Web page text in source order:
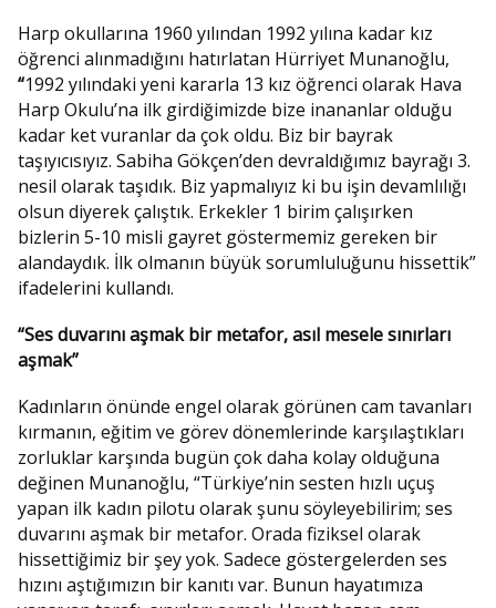
Harp okullarına 1960 yılından 1992 yılına kadar kız
öğrenci alınmadığını hatırlatan Hürriyet Munanoğlu,
“1992 yılındaki yeni kararla 13 kız öğrenci olarak Hava
Harp Okulu’na ilk girdiğimizde bize inananlar olduğu
kadar ket vuranlar da çok oldu. Biz bir bayrak
taşıyıcısıyız. Sabiha Gökçen’den devraldığımız bayrağı 3.
nesil olarak taşıdık. Biz yapmalıyız ki bu işin devamlılığı
olsun diyerek çalıştık. Erkekler 1 birim çalışırken
bizlerin 5-10 misli gayret göstermemiz gereken bir
alandaydık. İlk olmanın büyük sorumluluğunu hissettik”
ifadelerini kullandı.
“Ses duvarını aşmak bir metafor, asıl mesele sınırları
aşmak”
Kadınların önünde engel olarak görünen cam tavanları
kırmanın, eğitim ve görev dönemlerinde karşılaştıkları
zorluklar karşında bugün çok daha kolay olduğuna
değinen Munanoğlu, “Türkiye’nin sesten hızlı uçuş
yapan ilk kadın pilotu olarak şunu söyleyebilirim; ses
duvarını aşmak bir metafor. Orada fiziksel olarak
hissettiğimiz bir şey yok. Sadece göstergelerden ses
hızını aştığımızın bir kanıtı var. Bunun hayatımıza